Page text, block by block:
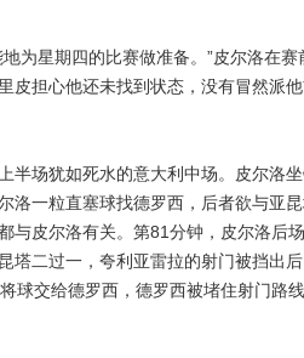
星期四的比赛做准备。”皮尔洛在赛
皮担心他还未找到状态，没有冒然派
场犹如死水的意大利中场。皮尔洛
洛一粒直塞球找德罗西，后者欲与亚
与皮尔洛有关。第81分钟，皮尔洛后
塔二过一，夸利亚雷拉的射门被挡出后
球交给德罗西，德罗西被堵住射门路线